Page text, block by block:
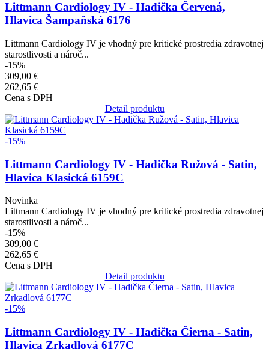
Littmann Cardiology IV - Hadička Červená,
Hlavica Šampaňská 6176
Littmann Cardiology IV je vhodný pre kritické prostredia zdravotnej
starostlivosti a nároč...
-15%
309,00 €
262,65 €
Cena s DPH
Detail produktu
Obrázok
-15%
Littmann Cardiology IV - Hadička Ružová - Satin,
Hlavica Klasická 6159C
Novinka
Littmann Cardiology IV je vhodný pre kritické prostredia zdravotnej
starostlivosti a nároč...
-15%
309,00 €
262,65 €
Cena s DPH
Detail produktu
Obrázok
-15%
Littmann Cardiology IV - Hadička Čierna - Satin,
Hlavica Zrkadlová 6177C